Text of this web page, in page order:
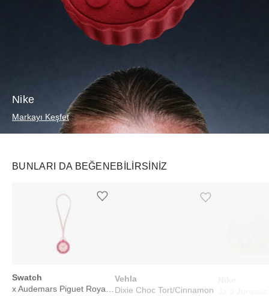
Nike
Markayı Keşfet
BUNLARI DA BEĞENEBILIRSINIZ
Swatch
Ürünü istek listesine ekle veya listeden çıkar
Vehla
Dixie Choc Tort/Cinnamon
Ürünü istek listesine ekle veya listeden çıkar